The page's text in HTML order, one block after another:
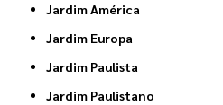
Jardim América
Jardim Europa
Jardim Paulista
Jardim Paulistano